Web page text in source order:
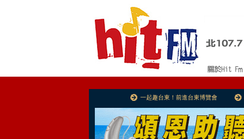
一起趣台東！前進台東博覽會